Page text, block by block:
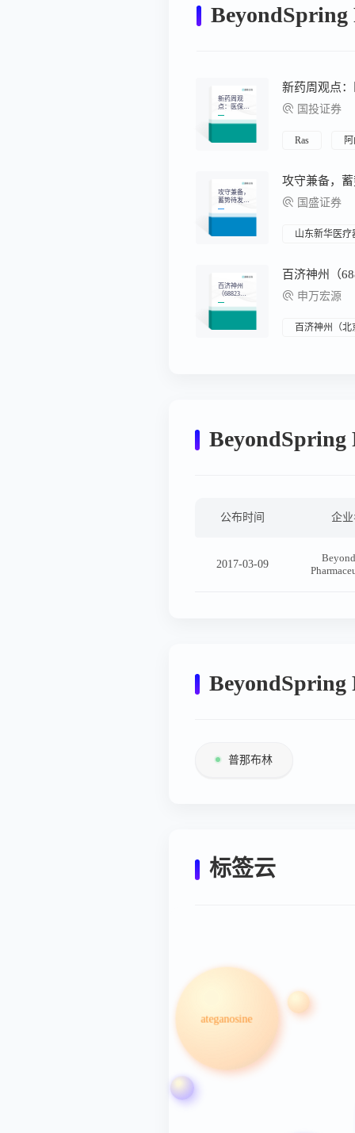
BeyondSpring
新药周观
点：医保局
积极推进目
录药品进
国投证券
Ras
攻守兼备，
蓄势待发，
把握医药底
部黄金配臵
国盛证券
山东新华医
百济神州
（68823
5）：拥有
全方位一体
申万宏源
百济神州（北
BeyondSpring
公布时间 企
2017-03-09
BeyondSpring
普那布林
标签云
ateganosine